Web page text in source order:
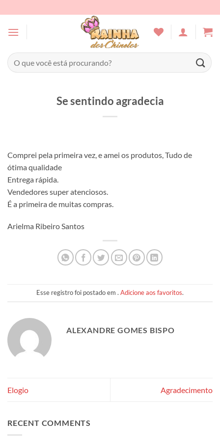
to
content
Pesquisar
por:
Se sentindo agradecia
Comprei pela primeira vez, e amei os produtos, Tudo de
ótima qualidade
Entrega rápida.
Vendedores super atenciosos.
É a primeira de muitas compras.
Arielma Ribeiro Santos
Esse registro foi postado em . Adicione aos favoritos.
ALEXANDRE GOMES BISPO
Elogio Agradecimento
RECENT COMMENTS